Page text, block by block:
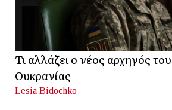
Τι αλλάζει ο νέος αρχηγός
Ουκρανίας
Lesia Bidochko